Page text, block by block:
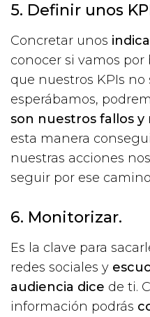
5. Definir unos
Concretar unos
conocer si vamos
que nuestros KPIs no
esperábamos,
son nuestros fallos
esta manera
nuestras acciones
seguir por ese
6. Monitorizar.
Es la clave para
redes sociales y
audiencia dice de ti.
información podrás